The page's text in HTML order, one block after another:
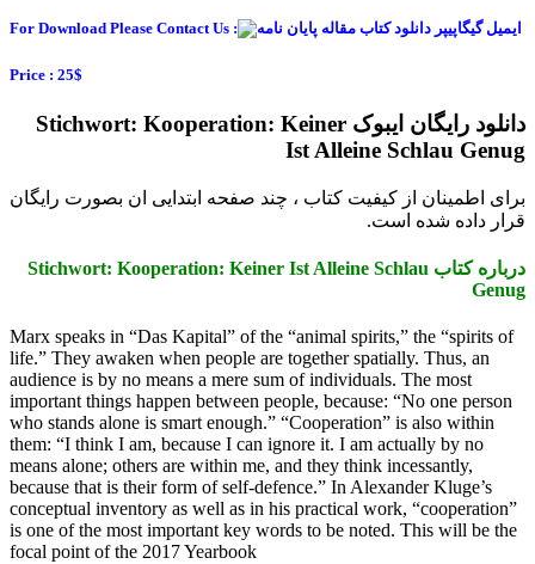
For Download Please Contact Us :
Price : 25$
دانلود رایگان ایبوک Stichwort: Kooperation: Keiner
Ist Alleine Schlau Genug
برای اطمینان از کیفیت کتاب ، چند صفحه ابتدایی ان بصورت رایگان
قرار داده شده است.
درباره کتاب Stichwort: Kooperation: Keiner Ist Alleine Schlau
Genug
Marx speaks in “Das Kapital” of the “animal spirits,” the “spirits of
life.” They awaken when people are together spatially. Thus, an
audience is by no means a mere sum of individuals. The most
important things happen between people, because: “No one person
who stands alone is smart enough.” “Cooperation” is also within
them: “I think I am, because I can ignore it. I am actually by no
means alone; others are within me, and they think incessantly,
because that is their form of self-defence.” In Alexander Kluge’s
conceptual inventory as well as in his practical work, “cooperation”
is one of the most important key words to be noted. This will be the
focal point of the 2017 Yearbook